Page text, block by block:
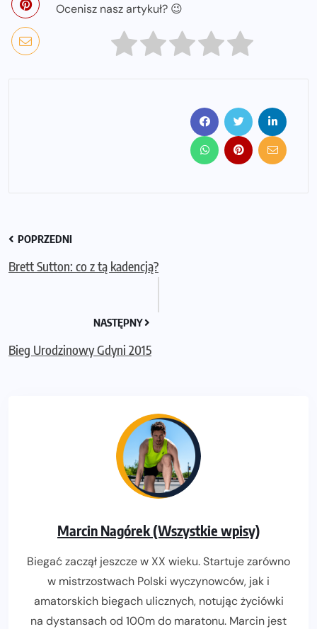
Ocenisz nasz artykuł? 😉
POPRZEDNI
Brett Sutton: co z tą kadencją?
NASTĘPNY
Bieg Urodzinowy Gdyni 2015
Marcin Nagórek (Wszystkie wpisy)
Biegać zaczął jeszcze w XX wieku. Startuje zarówno
w mistrzostwach Polski wyczynowców, jak i
amatorskich biegach ulicznych, notując życiówki
na dystansach od 100m do maratonu. Marcin jest